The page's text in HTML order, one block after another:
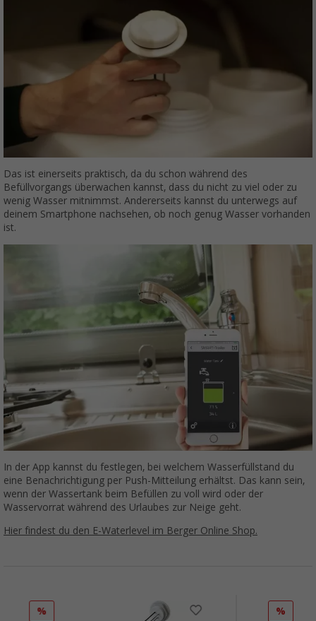
Das ist einerseits praktisch, da du schon während des
Befüllvorgangs überwachen kannst, dass du nicht zu viel oder zu
wenig Wasser mitnimmst. Andererseits kannst du unterwegs auf
deinem Smartphone nachsehen, ob noch genug Wasser vorhanden
ist.
In der App kannst du festlegen, bei welchem Wasserfüllstand du
eine Benachrichtigung per Push-Mitteilung erhältst. Das kann sein,
wenn der Wassertank beim Befüllen zu voll wird oder der
Wasservorrat während des Urlaubes zur Neige geht.
Hier findest du den E-Waterlevel im Berger Online Shop.
% %